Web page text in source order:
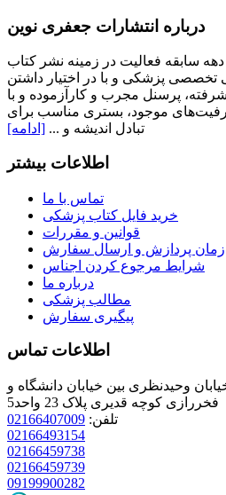
درباره انتشارات جعفری نوین
سابقه فعالیت در زمینه نشر کتاب
تخصصی پزشکی و با در اختیار داشتن
پرسنل مجرب و کارآزموده و با
موجود، بستری مناسب برای
تبادل اندیشه و ... [ادامه]
اطلاعات بیشتر
تماس با ما
خرید فایل کتاب پزشکی
قوانین و مقررات
زمان پردازش و ارسال سفارش
شرایط مرجوع کردن اجناس
درباره ما
مطالب پزشکی
پیگیری سفارش
اطلاعات تماس
وحیدنظری بین خیابان دانشگاه و
فخررازی کوچه قدیری پلاک 23 واحد5
تلفن: 02166407009
02166493154
02166459738
02166459739
09199900282